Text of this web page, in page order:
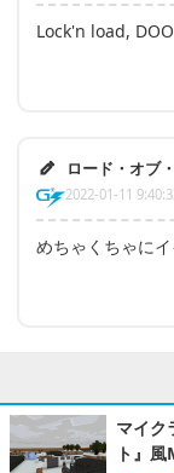
Lock'n load,
ロード・オブ
2022-01-11
めちゃくちゃにイ
マイク
ト』